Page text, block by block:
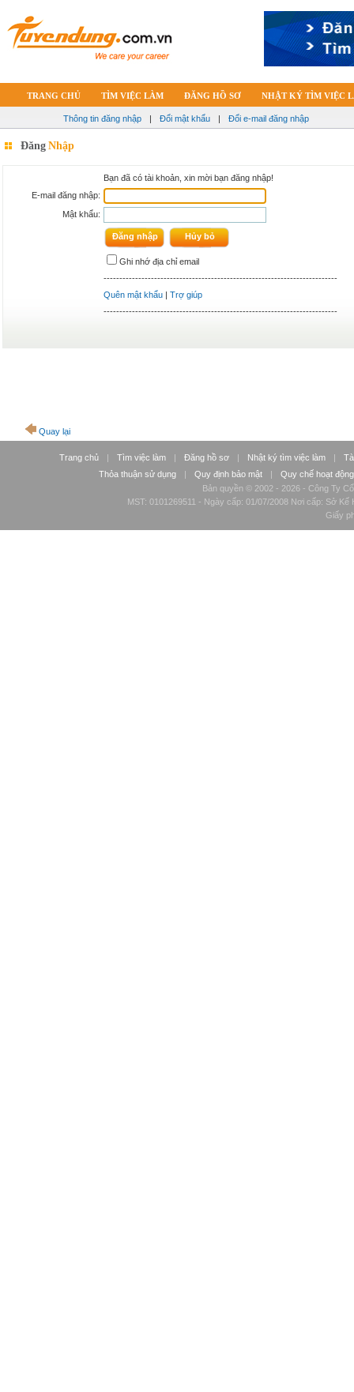
TRANG CHỦ TÌM VIỆC LÀM ĐĂNG HỒ SƠ NHẬT KÝ TÌM VIỆC
Thông tin đăng nhập | Đổi mật khẩu | Đổi e-mail đăng nhập
Đăng Nhập
Bạn đã có tài khoản, xin mời bạn đăng nhập!
E-mail đăng nhập:
Mật khẩu:
Ghi nhớ địa chỉ email
--------------------------------------------------------------------------
Quên mật khẩu | Trợ giúp
--------------------------------------------------------------------------
Quay lại
Trang chủ | Tìm việc làm | Đăng hồ sơ | Nhật ký tìm việc làm |
Thỏa thuận sử dụng
| Quy định bảo mật |
Quy chế hoạt động
Bản quyền © 2002 - 2026 - Công Ty
MST: 0101269511 - Ngày cấp: 01/07/2008 Nơi cấp: Sở
Giấy